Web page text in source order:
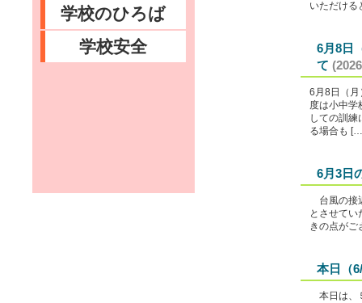
学校のひろば
学校安全
いただけ
6月8日
て
6月8日（月
度は小中学
しての訓練
る場合も
6月3日
台風の接
とさせてい
きの点がご
本日（
本日は、